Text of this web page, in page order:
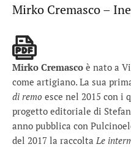
Mirko Cremasco –
Mirko Cremasco è nato a
come artigiano. La sua
di remo esce nel 2015 con i
progetto editoriale di
anno pubblica con
del 2017 la raccolta Le